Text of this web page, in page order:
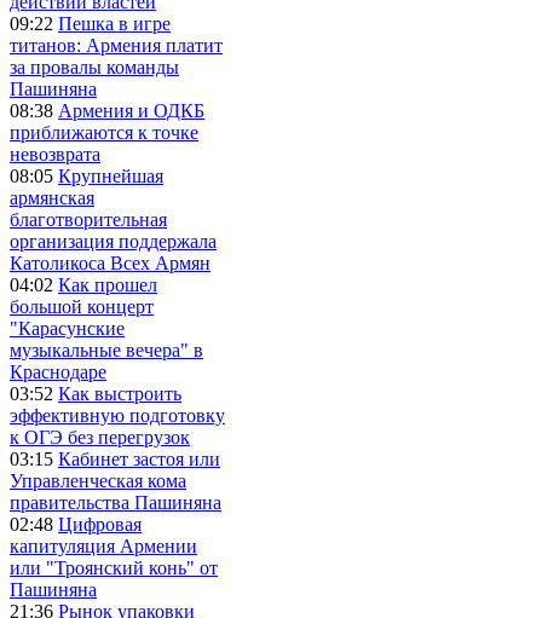
09:22 Пешка в игре
титанов: Армения платит
за провалы команды
Пашиняна
08:38 Армения и ОДКБ
приближаются к точке
невозврата
08:05 Крупнейшая
армянская
благотворительная
организация поддержала
Католикоса Всех Армян
04:02 Как прошел
большой концерт
"Карасунские
музыкальные вечера" в
Краснодаре
03:52 Как выстроить
эффективную подготовку
к ОГЭ без перегрузок
03:15 Кабинет застоя или
Управленческая кома
правительства Пашиняна
02:48 Цифровая
капитуляция Армении
или "Троянский конь" от
Пашиняна
21:36 Рынок упаковки